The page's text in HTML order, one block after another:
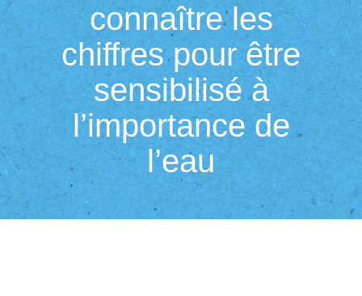
connaître les
chiffres pour être
sensibilisé à
l’importance de
l’eau